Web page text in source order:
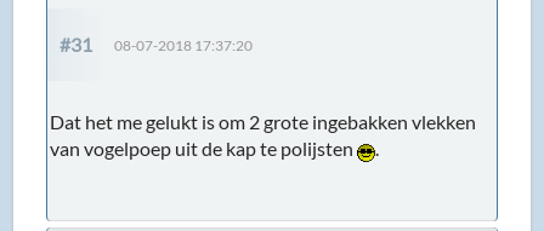
#31 08-07-2018 17:37:20
Dat het me gelukt is om 2 grote ingebakken vlekken
van vogelpoep uit de kap te polijsten
.